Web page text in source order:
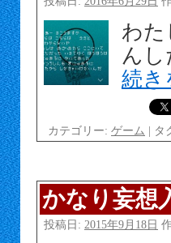
わ
ん
続き
カテゴリー: ゲーム | タ
かなり妄想
投稿日: 2015年9月18日